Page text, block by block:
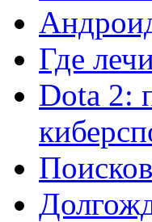
Где
Dota 2: